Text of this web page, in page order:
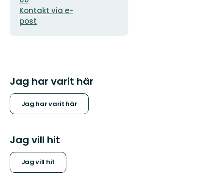
Kontakt via e-
post
Jag har varit här
Jag har varit här
Jag vill hit
Jag vill hit